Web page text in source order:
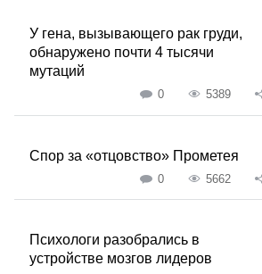
У гена, вызывающего рак груди,
обнаружено почти 4 тысячи
мутаций
0 5389
Спор за «отцовство» Прометея
0 5662
Психологи разобрались в
устройстве мозгов лидеров